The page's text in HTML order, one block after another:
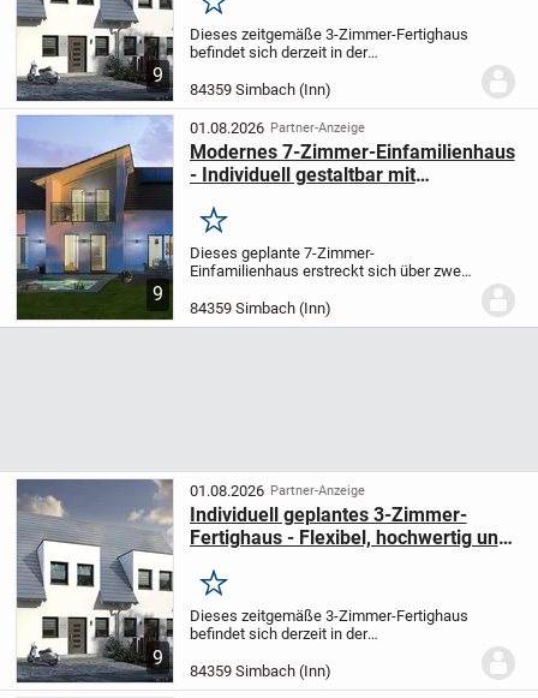
9
Merken
Dieses zeitgemäße 3-Zimmer-Fertighaus
befindet sich derzeit in der
persönlichen Vorstellungen und
Bedürfnissen konzipiert. Mit einer
großzügigen Wohnfläche von...
84359 Simbach (Inn)
9
01.08.2026 Partner-Anzeige
Modernes 7-Zimmer-Einfamilienhaus
- Individuell gestaltbar mit
Merken
Dieses geplante 7-Zimmer-
Einfamilienhaus erstreckt sich über zwei
192,54 m² Wohnfläche mit vielseitigen
Möglichkeiten zur individuellen
84359 Simbach (Inn)
9
01.08.2026 Partner-Anzeige
Individuell geplantes 3-Zimmer-
Fertighaus - Flexibel, hochwertig und
Zuhause
Merken
Dieses zeitgemäße 3-Zimmer-Fertighaus
befindet sich derzeit in der
persönlichen Wünschen und
Bedürfnissen entworfen. Mit einer
84359 Simbach (Inn)